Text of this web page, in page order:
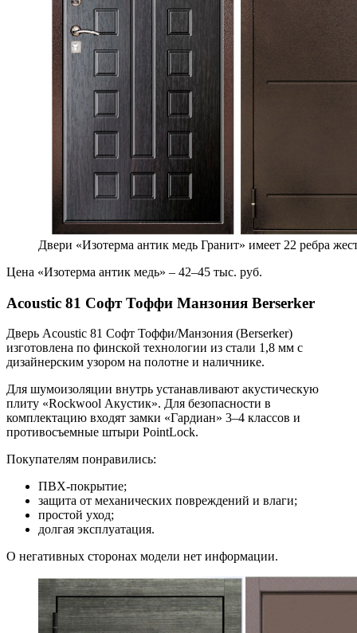
Двери «Изотерма антик медь Гранит» имеет 22 ребра
Цена «Изотерма антик медь» – 42–45 тыс. руб.
Acoustic 81 Софт Тоффи Манзония Berserker
Дверь Acoustic 81 Софт Тоффи/Манзония (Berserker)
изготовлена по финской технологии из стали 1,8 мм с
дизайнерским узором на полотне и наличнике.
Для шумоизоляции внутрь устанавливают акустическую
плиту «Rockwool Акустик». Для безопасности в
комплектацию входят замки «Гардиан» 3–4 классов и
противосъемные штыри PointLock.
Покупателям понравились:
ПВХ-покрытие;
защита от механических повреждений и влаги;
простой уход;
долгая эксплуатация.
О негативных сторонах модели нет информации.